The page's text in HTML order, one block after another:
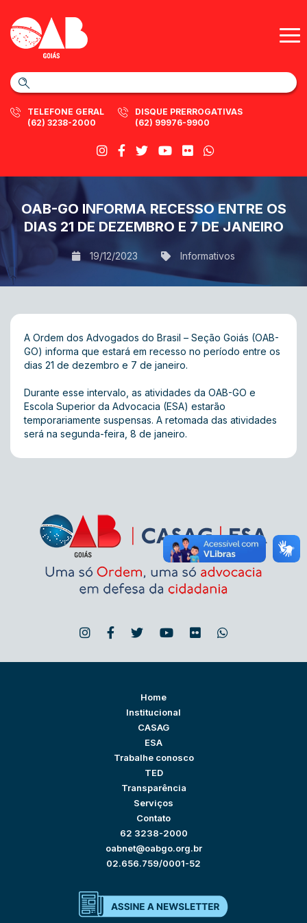
TELEFONE GERAL
(62) 3238-2000
DISQUE PRERROGATIVAS
(62) 99976-9900
OAB-GO INFORMA RECESSO ENTRE OS
DIAS 21 DE DEZEMBRO E 7 DE JANEIRO
19/12/2023 Informativos
A Ordem dos Advogados do Brasil – Seção Goiás (OAB-
GO) informa que estará em recesso no período entre os
dias 21 de dezembro e 7 de janeiro.
Durante esse intervalo, as atividades da OAB-GO e
Escola Superior da Advocacia (ESA) estarão
temporariamente suspensas. A retomada das atividades
será na segunda-feira, 8 de janeiro.
Home
Institucional
CASAG
ESA
Trabalhe conosco
TED
Transparência
Serviços
Contato
62 3238-2000
oabnet@oabgo.org.br
02.656.759/0001-52